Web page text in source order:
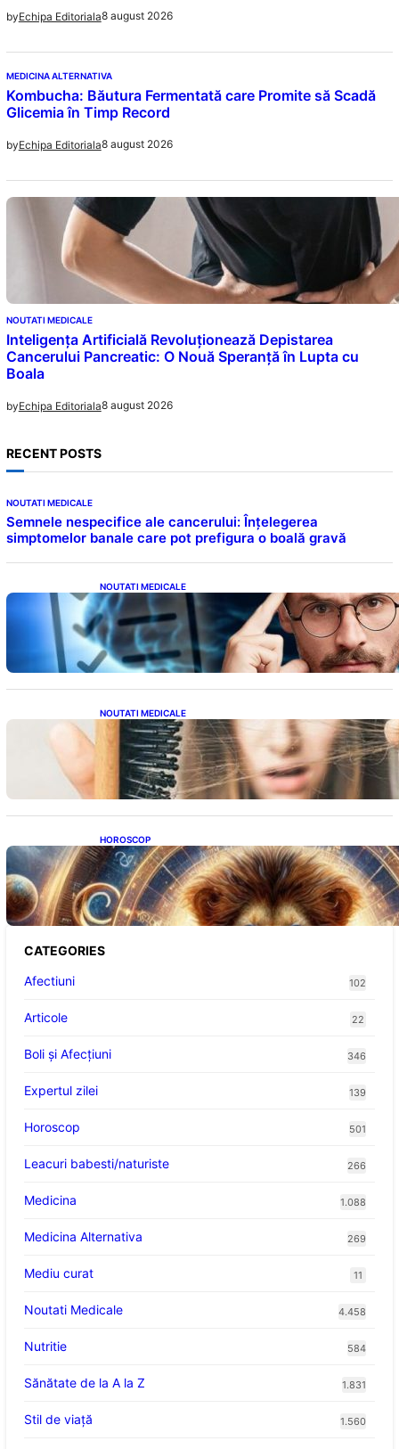
byEchipa Editoriala8 august 2026
MEDICINA ALTERNATIVA
Kombucha: Băutura Fermentată care Promite să Scadă
Glicemia în Timp Record
byEchipa Editoriala8 august 2026
NOUTATI MEDICALE
Inteligența Artificială Revoluționează Depistarea
Cancerului Pancreatic: O Nouă Speranță în Lupta cu
Boala
byEchipa Editoriala8 august 2026
RECENT POSTS
NOUTATI MEDICALE
Semnele nespecifice ale cancerului: Înțelegerea
simptomelor banale care pot prefigura o boală gravă
NOUTATI MEDICALE
Inteligența dincolo de note: Semnele unui IQ
ridicat care nu țin de școală
NOUTATI MEDICALE
Semnele unei deficiențe de proteine:
Impactul asupra sănătății tale
HOROSCOP
Portalul Leului 8/8: Oportunități de
Abundență pentru Cinci Zodii în 2026
CATEGORIES
Afectiuni
102
Articole 22
Boli și Afecțiuni 346
Expertul zilei 139
Horoscop 501
Leacuri babesti/naturiste 266
Medicina 1.088
Medicina Alternativa 269
Mediu curat 11
Noutati Medicale 4.458
Nutritie 584
Sănătate de la A la Z 1.831
Stil de viaţă 1.560